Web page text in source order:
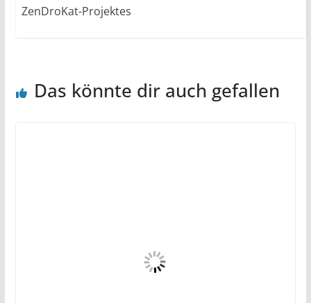
ZenDroKat-Projektes
Das könnte dir auch gefallen